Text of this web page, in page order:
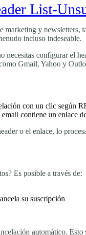
List-
marketing y newsletters,
incluso indeseable.
necesitas configurar el
Gmail, Yahoo y
con un clic según
email contiene un enlace
o el enlace, lo
Es posible a través de:
su suscripción
automático.